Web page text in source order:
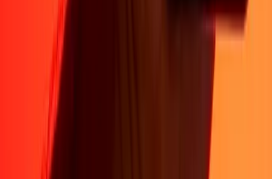
Acerca de
Conviértete en agente
Conviértete en socio estratégico
Carreras Promociones
Transferencia internacional de dinero
Soporte
Política de privacidad
Aviso de cookies
condiciones
Presentar una
reclamación
Conciencia sobre fraude